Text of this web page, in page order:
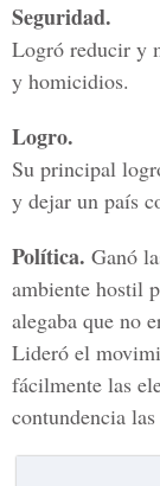
Seguridad.
Logró reducir y
y homicidios.
Logro.
Su principal
y dejar un país
Política. Ganó
ambiente hostil
alegaba que no
Lideró el
fácilmente las
contundencia